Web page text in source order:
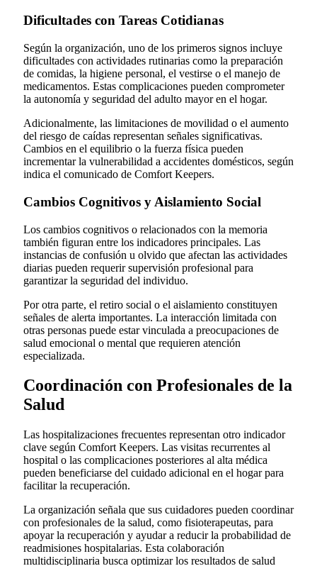
Dificultades con Tareas Cotidianas
Según la organización, uno de los primeros signos incluye
dificultades con actividades rutinarias como la preparación
de comidas, la higiene personal, el vestirse o el manejo de
medicamentos. Estas complicaciones pueden comprometer
la autonomía y seguridad del adulto mayor en el hogar.
Adicionalmente, las limitaciones de movilidad o el aumento
del riesgo de caídas representan señales significativas.
Cambios en el equilibrio o la fuerza física pueden
incrementar la vulnerabilidad a accidentes domésticos, según
indica el comunicado de Comfort Keepers.
Cambios Cognitivos y Aislamiento Social
Los cambios cognitivos o relacionados con la memoria
también figuran entre los indicadores principales. Las
instancias de confusión u olvido que afectan las actividades
diarias pueden requerir supervisión profesional para
garantizar la seguridad del individuo.
Por otra parte, el retiro social o el aislamiento constituyen
señales de alerta importantes. La interacción limitada con
otras personas puede estar vinculada a preocupaciones de
salud emocional o mental que requieren atención
especializada.
Coordinación con Profesionales de la
Salud
Las hospitalizaciones frecuentes representan otro indicador
clave según Comfort Keepers. Las visitas recurrentes al
hospital o las complicaciones posteriores al alta médica
pueden beneficiarse del cuidado adicional en el hogar para
facilitar la recuperación.
La organización señala que sus cuidadores pueden coordinar
con profesionales de la salud, como fisioterapeutas, para
apoyar la recuperación y ayudar a reducir la probabilidad de
readmisiones hospitalarias. Esta colaboración
multidisciplinaria busca optimizar los resultados de salud